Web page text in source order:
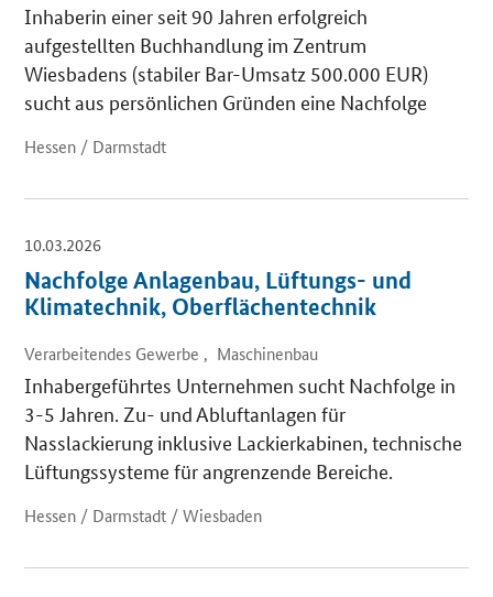
Inhaberin einer seit 90 Jahren erfolgreich
aufgestellten Buchhandlung im Zentrum
Wiesbadens (stabiler Bar-Umsatz 500.000 EUR)
sucht aus persönlichen Gründen eine Nachfolge
Hessen / Darmstadt
10.03.2026
Nachfolge Anlagenbau, Lüftungs- und
Klimatechnik, Oberflächentechnik
Verarbeitendes Gewerbe , Maschinenbau
Inhabergeführtes Unternehmen sucht Nachfolge in
3-5 Jahren. Zu- und Abluftanlagen für
Nasslackierung inklusive Lackierkabinen, technische
Lüftungssysteme für angrenzende Bereiche.
Hessen / Darmstadt / Wiesbaden